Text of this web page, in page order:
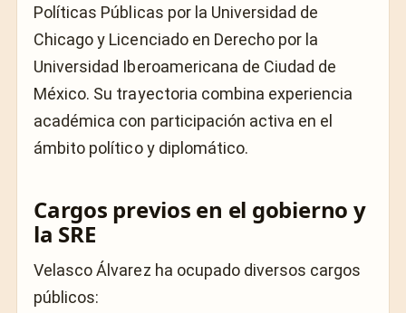
Políticas Públicas por la Universidad de
Chicago y Licenciado en Derecho por la
Universidad Iberoamericana de Ciudad de
México. Su trayectoria combina experiencia
académica con participación activa en el
ámbito político y diplomático.
Cargos previos en el gobierno y
la SRE
Velasco Álvarez ha ocupado diversos cargos
públicos: